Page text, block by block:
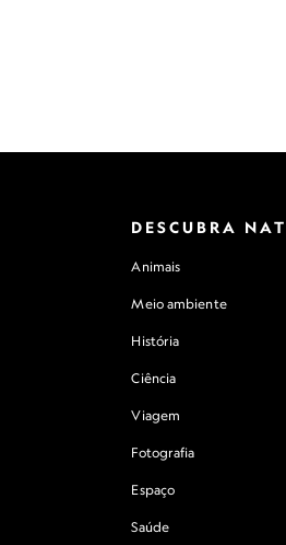
DESCUBRA
Animais
Meio ambiente
História
Ciência
Viagem
Fotografia
Espaço
Saúde